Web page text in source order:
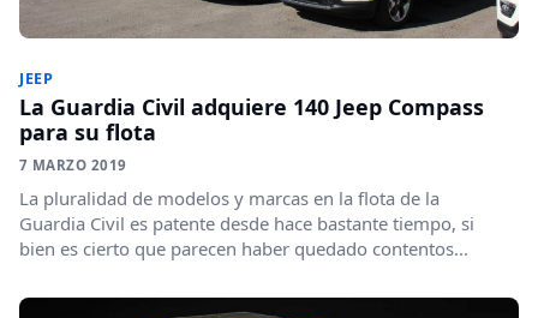
JEEP
La Guardia Civil adquiere 140 Jeep Compass
para su flota
7 MARZO 2019
La pluralidad de modelos y marcas en la flota de la
Guardia Civil es patente desde hace bastante tiempo, si
bien es cierto que parecen haber quedado contentos...